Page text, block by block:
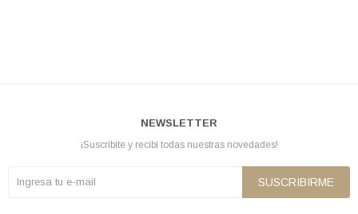
NEWSLETTER
¡Suscribite y recibí todas nuestras novedades!
SUSCRIBIRME